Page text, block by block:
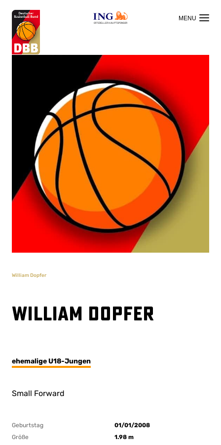
OFFIZIELLER HAUPTSPONSOR
William Dopfer
William Dopfer
ehemalige U18-Jungen
Small Forward
Geburtstag
01/01/2008
Größe
1.98 m